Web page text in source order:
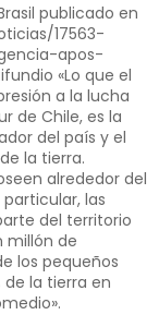
publicado en
17563-
apos-
«Lo que el
a la lucha
de Chile, es la
del país y el
la tierra.
alrededor del
particular, las
del territorio
millón de
los pequeños
la tierra en